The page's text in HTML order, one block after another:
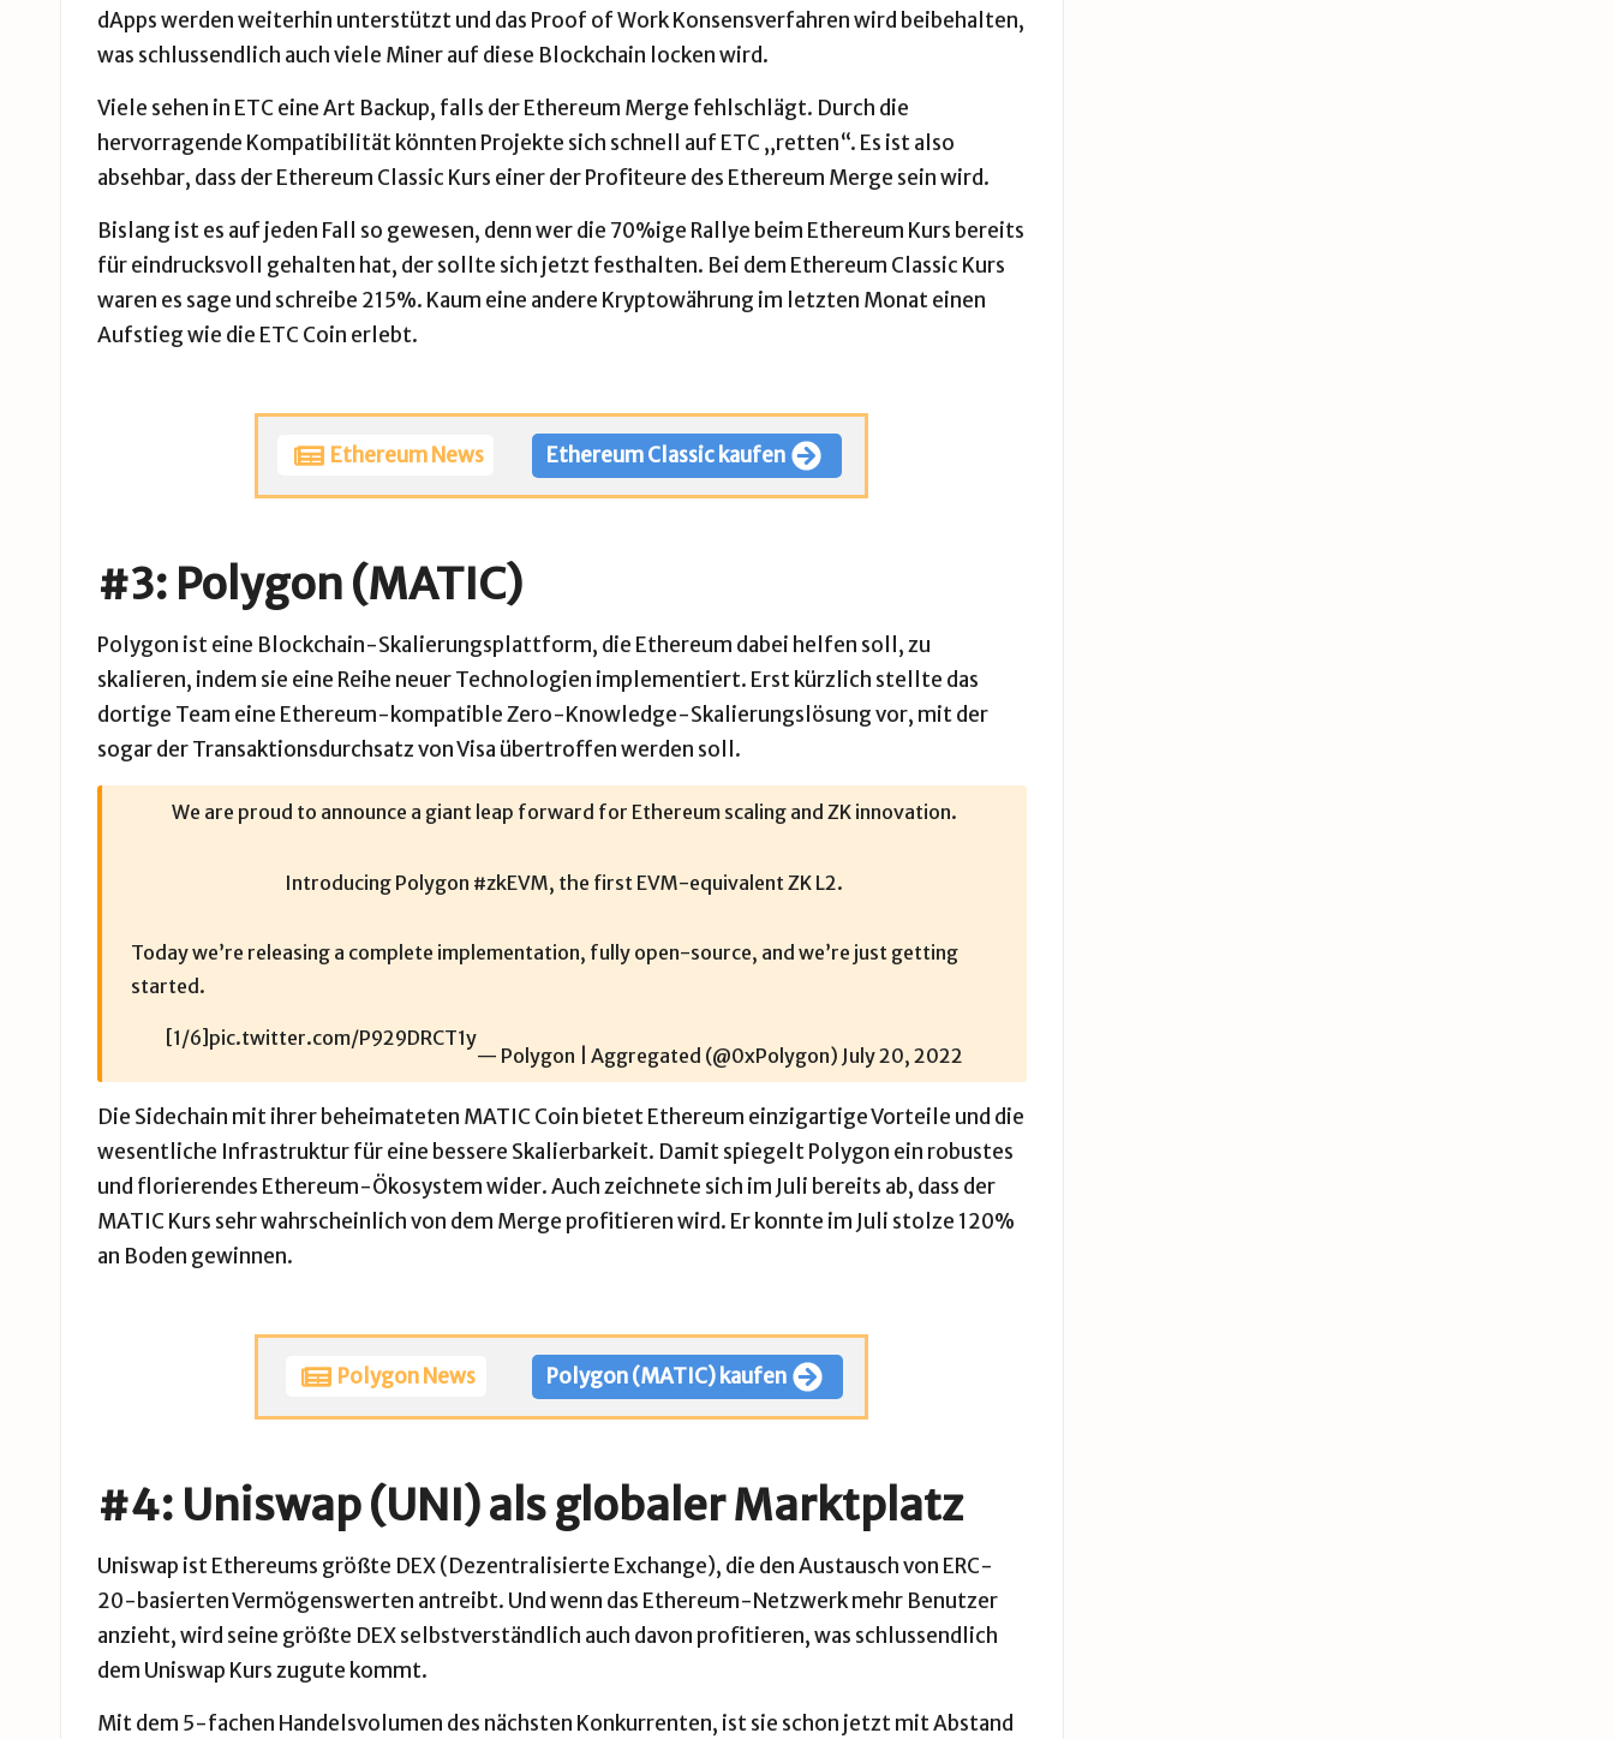
dApps werden weiterhin unterstützt und das Proof of WorkKonsensverfahren wird beibehalten,
was schlussendlich auch viele Minerauf diese Blockchain lockenwird.
Viele sehen in ETC eine Art Backup, falls der Ethereum Merge fehlschlägt. Durch die
hervorragende Kompatibilität könnten Projekte sich schnell auf ETC „retten“. Es ist also
absehbar, dass der Ethereum Classic Kurs einer der Profiteure des Ethereum Merge sein wird.
Bislang ist es auf jeden Fall so gewesen, denn wer die 70%ige Rallye beim Ethereum Kurs bereits
für eindrucksvoll gehalten hat, der sollte sich jetzt festhalten. Bei dem Ethereum Classic Kurs
waren es sage und schreibe 215%. Kaum eine andere Kryptowährung im letzten Monat einen
Aufstieg wie die ETC Coin erlebt.
Ethereum News Ethereum Classic kaufen
#3: Polygon (MATIC)
Polygon ist eine Blockchain-Skalierungsplattform, die Ethereum dabei helfen soll, zu
skalieren, indem sie eine Reihe neuer Technologien implementiert. Erst kürzlich stellte das
dortige Team eine Ethereum-kompatible Zero-Knowledge-Skalierungslösungvor, mit der
sogar der Transaktionsdurchsatz von Visa übertroffen werden soll.
We are proud to announce a giant leap forward for Ethereum scaling and ZK innovation.
Introducing Polygon #zkEVM, the first EVM-equivalent ZK L2.
Today we’re releasing a complete implementation, fully open-source, and we’re just getting
started.
[1/6]pic.twitter.com/P929DRCT1y
— Polygon | Aggregated (@0xPolygon) July 20, 2022
Die Sidechain mit ihrer beheimateten MATIC Coin bietet Ethereum einzigartige Vorteile und die
wesentliche Infrastruktur für eine bessere Skalierbarkeit. Damit spiegelt Polygon ein robustes
und florierendes Ethereum-Ökosystem wider. Auch zeichnete sich im Juli bereits ab, dass der
MATIC Kurs sehr wahrscheinlich von dem Merge profitieren wird. Er konnte im Juli stolze 120%
an Boden gewinnen.
Polygon News Polygon (MATIC) kaufen
#4: Uniswap (UNI) als globaler Marktplatz
Uniswap ist Ethereums größte DEX (Dezentralisierte Exchange), die den Austausch von ERC-
20-basierten Vermögenswerten antreibt. Und wenn das Ethereum-Netzwerk mehr Benutzer
anzieht, wird seine größte DEX selbstverständlich auch davon profitieren, was schlussendlich
dem Uniswap Kurszugute kommt.
Mit dem 5-fachen Handelsvolumen des nächsten Konkurrenten, ist sie schon jetzt mit Abstand